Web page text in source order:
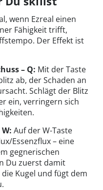
wenn Ezreal einen
Fähigkeit trifft,
Der Effekt ist
– Q: Mit der Taste
ab, der Schaden an
Schlägt der Blitz
ein, verringern sich
Auf der W-Taste
Essenzflux – eine
gegnerischen
Du zuerst damit
Kugel und fügt dem